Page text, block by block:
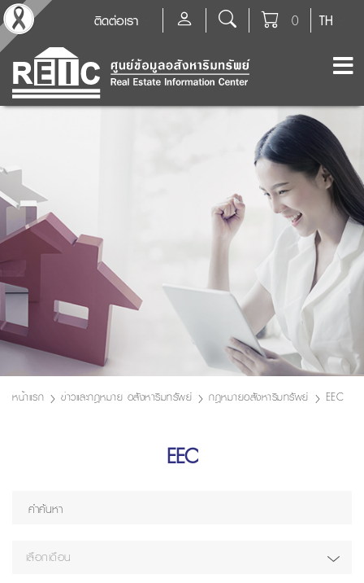
TH
0
ติดต่อเรา
หน้าแรก ข่าวและกฎหมาย อสังหาริมทรัพย์ กฎหมายอสังหาริมทรัพย์ EEC
EEC
เลือกเดือน